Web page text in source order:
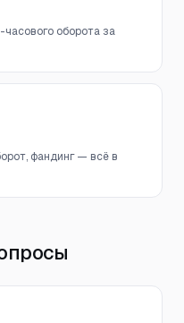
оборота за
фандинг — всё в